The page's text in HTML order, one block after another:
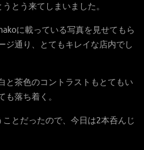
とう来てしまいました。
に載っている写真を見せてもら
ジ通り、とてもキレイな店内でし
と茶色のコントラストもとてもい
落ち着く。
とだったので、今日は2本呑んじ